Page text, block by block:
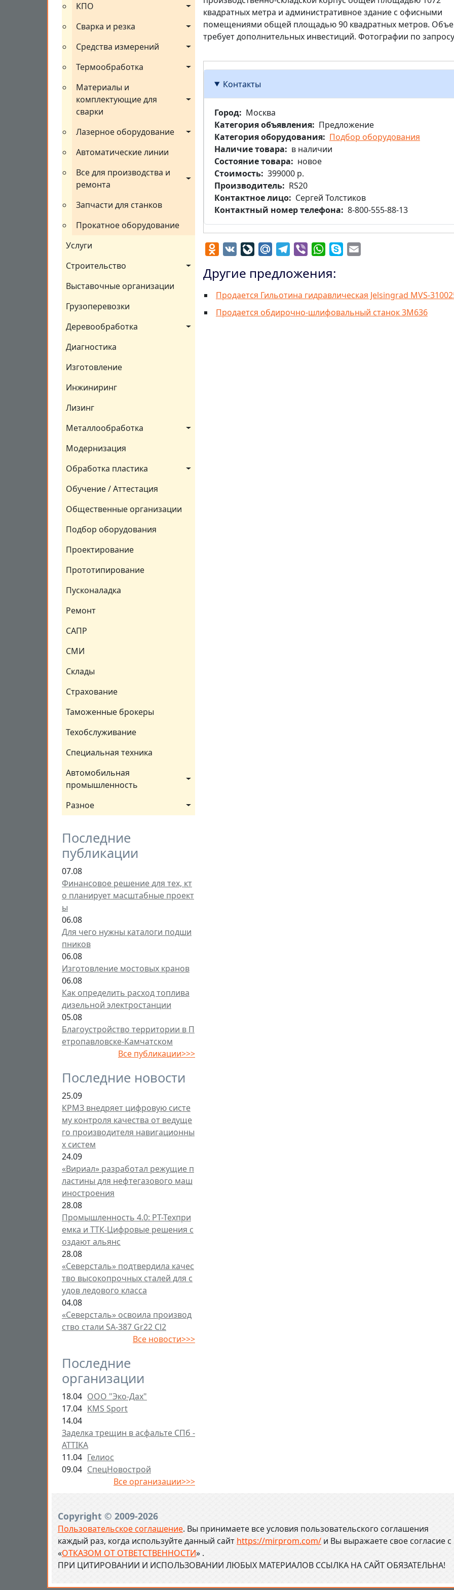
КПО
Сварка и резка
Средства измерений
Термообработка
Материалы и
комплектующие для
сварки
Лазерное оборудование
Автоматические линии
Все для производства и
ремонта
Запчасти для станков
Прокатное оборудование
Услуги
Строительство
Выставочные организации
Грузоперевозки
Деревообработка
Диагностика
Изготовление
Инжиниринг
Лизинг
Металлообработка
Модернизация
Обработка пластика
Обучение / Аттестация
Общественные организации
Подбор оборудования
Проектирование
Прототипирование
Пусконаладка
Ремонт
САПР
СМИ
Склады
Страхование
Таможенные брокеры
Техобслуживание
Специальная техника
Автомобильная
промышленность
Разное
Последние
публикации
07.08
Финансовое решение для тех, кт
о планирует масштабные проект
ы
06.08
Для чего нужны каталоги подши
пников
06.08
Изготовление мостовых кранов
06.08
Как определить расход топлива
дизельной электростанции
05.08
Благоустройство территории в П
етропавловске-Камчатском
Все публикации>>>
Последние новости
25.09
КРМЗ внедряет цифровую систе
му контроля качества от ведуще
го производителя навигационны
х систем
24.09
«Вириал» разработал режущие п
ластины для нефтегазового маш
иностроения
28.08
Промышленность 4.0: РТ-Техпри
емка и ТТК-Цифровые решения с
оздают альянс
28.08
«Северсталь» подтвердила качес
тво высокопрочных сталей для с
удов ледового класса
04.08
«Северсталь» освоила производ
ство стали SA-387 Gr22 Cl2
Все новости>>>
Последние
организации
18.04 ООО "Эко-Дах"
17.04 KMS Sport
14.04
Заделка трещин в асфальте СПб -
ATTIKA
11.04 Гелиос
09.04 СпецНовострой
Все организации>>>
квадратных метра и административное здание с офисными
помещениями общей площадью 90 квадратных метров.
требует дополнительных инвестиций. Фотографии по
Контакты
Город
Москва
Категория объявления
Предложение
Категория оборудования
Подбор оборудования
Наличие товара
в наличии
Состояние товара
новое
Стоимость 399000 р.
Производитель
RS20
Контактное лицо
Сергей Толстиков
Контактный номер телефона
8-800-555-88-13
Odnoklassniki
VK LiveJournal
Mail.RuTelegram
Viber WhatsApp
Skype
Другие предложения:
Продается Гильотина гидравлическая Jelsingrad MVS-
Продается обдирочно-шлифовальный станок 3М636
Copyright © 2009-2026
Пользовательское соглашение. Вы принимаете все условия пользовательского соглашения
каждый раз, когда используйте данный сайт https://mirprom.com/ и Вы выражаете свое согласие с
«ОТКАЗОМ ОТ ОТВЕТСТВЕННОСТИ» .
ПРИ ЦИТИРОВАНИИ И ИСПОЛЬЗОВАНИИ ЛЮБЫХ МАТЕРИАЛОВ ССЫЛКА НА САЙТ ОБЯЗАТЕЛЬНА!